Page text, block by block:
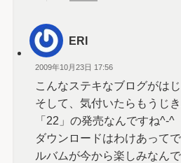
ERI
2009年10月23日 17:56
こんなステキなブログがは
そして、気付いたらもうじ
「22」の発売なんですね^-^
ダウンロードはわけあって
ルバムが今から楽しみなんで